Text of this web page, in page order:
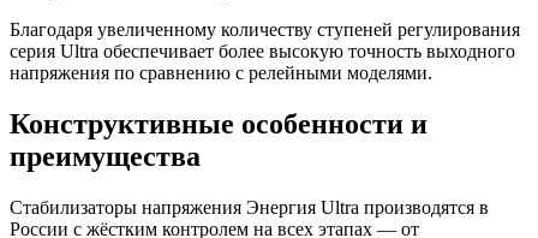
Благодаря увеличенному количеству ступеней регулирования
серия Ultra обеспечивает более высокую точность выходного
напряжения по сравнению с релейными моделями.
Конструктивные особенности и
преимущества
Стабилизаторы напряжения Энергия Ultra производятся в
России с жёстким контролем на всех этапах — от